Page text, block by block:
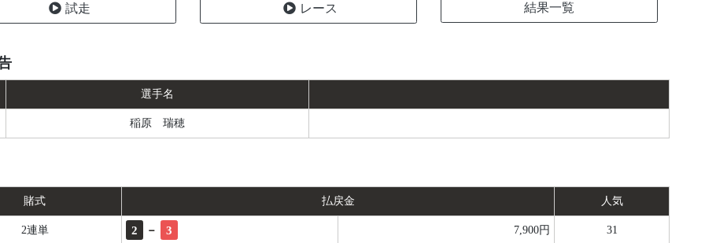
試走 レース 結果一覧
選手名
稲原 瑞穂
賭式 払戻金 人気
2連単 2 - 3 7,900円 31